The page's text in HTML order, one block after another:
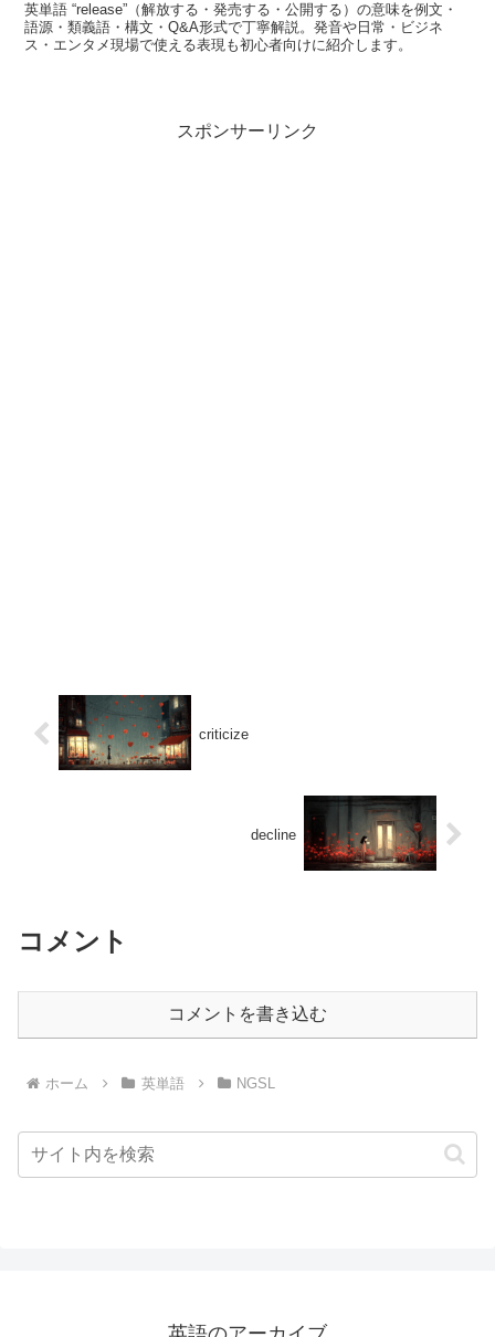
英単語 “release”（解放する・発売する・公開する）の意味を例文・
語源・類義語・構文・Q&A形式で丁寧解説。発音や日常・ビジネ
ス・エンタメ現場で使える表現も初心者向けに紹介します。
スポンサーリンク
criticize
decline
コメント
コメントを書き込む
ホーム 英単語 NGSL